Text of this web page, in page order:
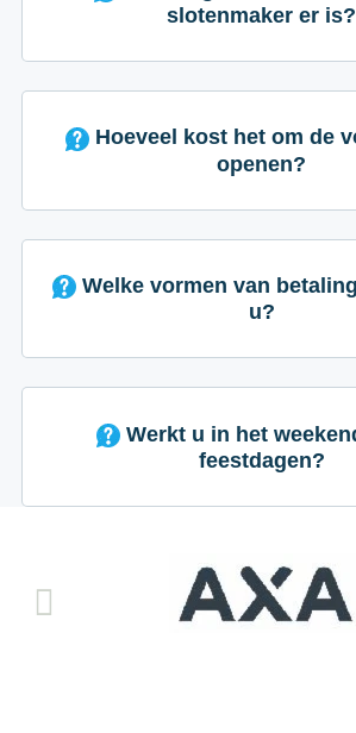
slotenmaker er is?
Hoeveel kost het om de voordeur te
openen?
Welke vormen van betaling accepteert
u?
Werkt u in het weekend en op
feestdagen?